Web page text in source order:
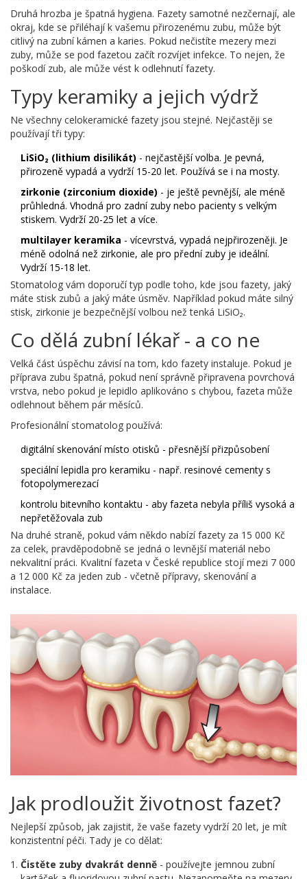
Druhá hrozba je špatná hygiena. Fazety samotné nezčernají, ale
okraj, kde se přiléhají k vašemu přirozenému zubu, může být
citlivý na zubní kámen a karies. Pokud nečistíte mezery mezi
zuby, může se pod fazetou začít rozvíjet infekce. To nejen, že
poškodí zub, ale může vést k odlehnutí fazety.
Typy keramiky a jejich výdrž
Ne všechny celokeramické fazety jsou stejné. Nejčastěji se
používají tři typy:
LiSiO₂ (lithium disilikát) - nejčastější volba. Je pevná,
přirozeně vypadá a vydrží 15-20 let. Používá se i na mosty.
zirkonie (zirconium dioxide) - je ještě pevnější, ale méně
průhledná. Vhodná pro zadní zuby nebo pacienty s velkým
stiskem. Vydrží 20-25 let a více.
multilayer keramika - vícevrstvá, vypadá nejpřirozeněji. Je
méně odolná než zirkonie, ale pro přední zuby je ideální.
Vydrží 15-18 let.
Stomatolog vám doporučí typ podle toho, kde jsou fazety, jaký
máte stisk zubů a jaký máte úsměv. Například pokud máte silný
stisk, zirkonie je bezpečnější volbou než tenká LiSiO₂.
Co dělá zubní lékař - a co ne
Velká část úspěchu závisí na tom, kdo fazety instaluje. Pokud je
příprava zubu špatná, pokud není správně připravena povrchová
vrstva, nebo pokud je lepidlo aplikováno s chybou, fazeta může
odlehnout během pár měsíců.
Profesionální stomatolog používá:
digitální skenování místo otisků - přesnější přizpůsobení
speciální lepidla pro keramiku - např. resinové cementy s
fotopolymerezací
kontrolu bitevního kontaktu - aby fazeta nebyla příliš vysoká a
nepřetěžovala zub
Na druhé straně, pokud vám někdo nabízí fazety za 15 000 Kč
za celek, pravděpodobně se jedná o levnější materiál nebo
nekvalitní práci. Kvalitní fazeta v České republice stojí mezi 7 000
a 12 000 Kč za jeden zub - včetně přípravy, skenování a
instalace.
Jak prodloužit životnost fazet?
Nejlepší způsob, jak zajistit, že vaše fazety vydrží 20 let, je mít
konzistentní péči. Tady je co dělat:
Čistěte zuby dvakrát denně - používejte jemnou zubní